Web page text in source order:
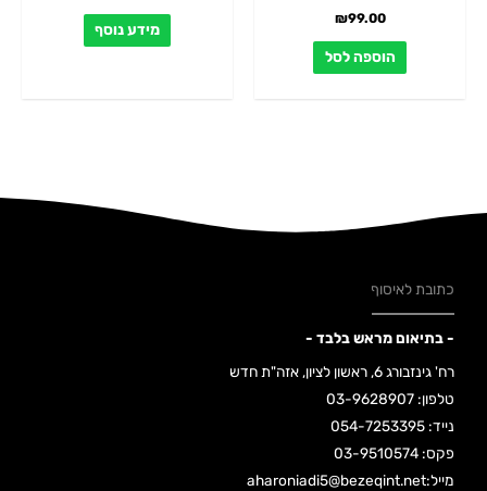
₪99.00
הוספה לסל
מידע נוסף
כתובת לאיסוף
- בתיאום מראש בלבד -
רח' גינזבורג 6, ראשון לציון, אזה"ת חדש
טלפון: 03-9628907
נייד: 054-7253395
פקס: 03-9510574
מייל:aharoniadi5@bezeqint.net